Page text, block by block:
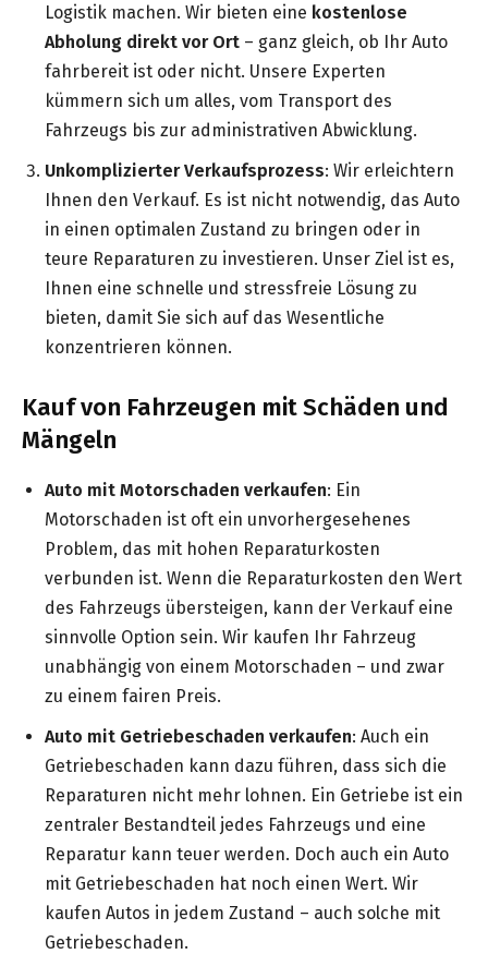
Logistik machen. Wir bieten eine kostenlose
Abholung direkt vor Ort – ganz gleich, ob Ihr Auto
fahrbereit ist oder nicht. Unsere Experten
kümmern sich um alles, vom Transport des
Fahrzeugs bis zur administrativen Abwicklung.
Unkomplizierter Verkaufsprozess: Wir erleichtern
Ihnen den Verkauf. Es ist nicht notwendig, das Auto
in einen optimalen Zustand zu bringen oder in
teure Reparaturen zu investieren. Unser Ziel ist es,
Ihnen eine schnelle und stressfreie Lösung zu
bieten, damit Sie sich auf das Wesentliche
konzentrieren können.
Kauf von Fahrzeugen mit Schäden und
Mängeln
Auto mit Motorschaden verkaufen: Ein
Motorschaden ist oft ein unvorhergesehenes
Problem, das mit hohen Reparaturkosten
verbunden ist. Wenn die Reparaturkosten den Wert
des Fahrzeugs übersteigen, kann der Verkauf eine
sinnvolle Option sein. Wir kaufen Ihr Fahrzeug
unabhängig von einem Motorschaden – und zwar
zu einem fairen Preis.
Auto mit Getriebeschaden verkaufen: Auch ein
Getriebeschaden kann dazu führen, dass sich die
Reparaturen nicht mehr lohnen. Ein Getriebe ist ein
zentraler Bestandteil jedes Fahrzeugs und eine
Reparatur kann teuer werden. Doch auch ein Auto
mit Getriebeschaden hat noch einen Wert. Wir
kaufen Autos in jedem Zustand – auch solche mit
Getriebeschaden.